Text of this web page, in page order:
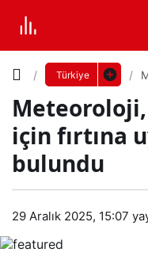
Türkiye
için fırtına
bulundu
29 Aralık 2025, 15:07
Met
oloji
Yazı